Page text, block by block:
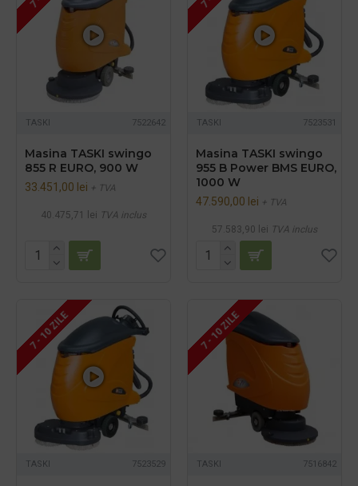
TASKI 7522642
Masina TASKI swingo
855 R EURO, 900 W
33.451,00 lei + TVA
40.475,71 lei TVA inclus
TASKI 7523531
Masina TASKI swingo
955 B Power BMS EURO,
1000 W
47.590,00 lei + TVA
57.583,90 lei TVA inclus
7 - 10 ZILE
TASKI 7523529
7 - 10 ZILE
TASKI 7516842